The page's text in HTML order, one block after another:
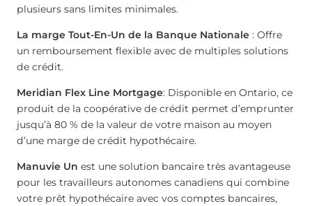
plusieurs sans limites minimales.
La marge Tout-En-Un de la Banque Nationale : Offre
un remboursement flexible avec de multiples solutions
de crédit.
Meridian Flex Line Mortgage: Disponible en Ontario, ce
produit de la coopérative de crédit permet d’emprunter
jusqu’à 80 % de la valeur de votre maison au moyen
d’une marge de crédit hypothécaire.
Manuvie Un est une solution bancaire très avantageuse
pour les travailleurs autonomes canadiens qui combine
votre prêt hypothécaire avec vos comptes bancaires,